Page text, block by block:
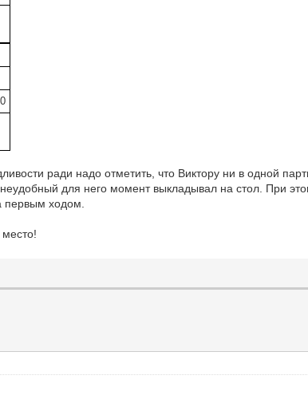
ради надо отметить, что Виктору ни в одной
для него момент выкладывал на стол. При
первым ходом.